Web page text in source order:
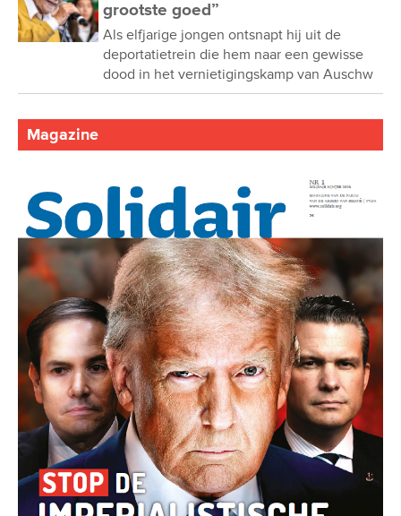
grootste goed”
Als elfjarige jongen ontsnapt hij uit de
deportatietrein die hem naar een gewisse
dood in het vernietigingskamp van Auschw
Magazine